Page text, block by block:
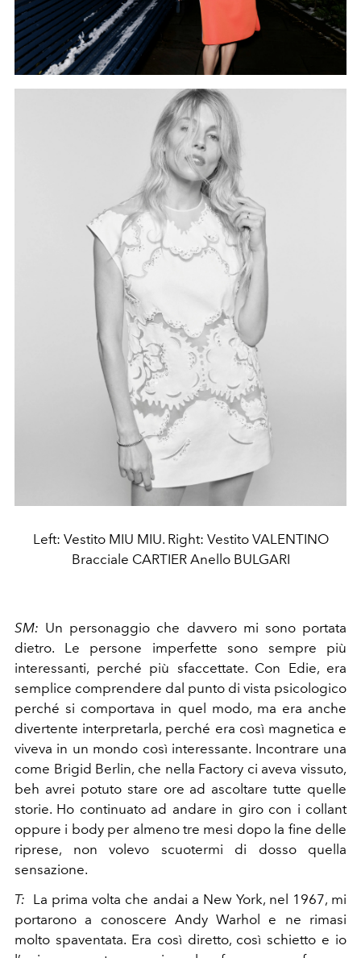
Left: Vestito MIU MIU. Right: Vestito VALENTINO
Bracciale CARTIER Anello BULGARI
SM: Un personaggio che davvero mi sono portata
dietro. Le persone imperfette sono sempre più
interessanti, perché più sfaccettate. Con Edie, era
semplice comprendere dal punto di vista psicologico
perché si comportava in quel modo, ma era anche
divertente interpretarla, perché era così magnetica e
viveva in un mondo così interessante. Incontrare una
come Brigid Berlin, che nella Factory ci aveva vissuto,
beh avrei potuto stare ore ad ascoltare tutte quelle
storie. Ho continuato ad andare in giro con i collant
oppure i body per almeno tre mesi dopo la fine delle
riprese, non volevo scuotermi di dosso quella
sensazione.
T: La prima volta che andai a New York, nel 1967, mi
portarono a conoscere Andy Warhol e ne rimasi
molto spaventata. Era così diretto, così schietto e io